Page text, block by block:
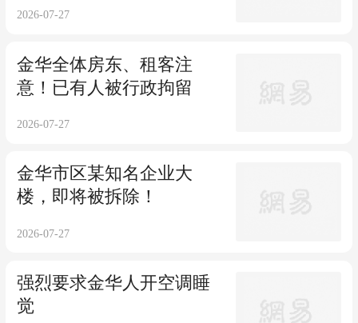
2026-07-27
金华全体房东、租客注
意！已有人被行政拘留
2026-07-27
金华市区某知名企业大
楼，即将被拆除！
2026-07-27
强烈要求金华人开空调睡
觉